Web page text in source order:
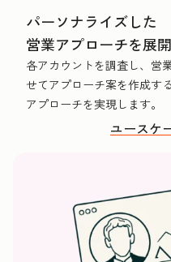
パーソナライズした
営業アプローチを展開
各アカウントを調査し、営
せてアプローチ案を作成す
アプローチを実現します。
ユースケ